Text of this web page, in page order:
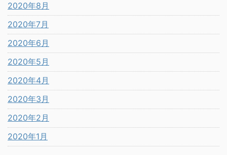
2020年8月
2020年7月
2020年6月
2020年5月
2020年4月
2020年3月
2020年2月
2020年1月